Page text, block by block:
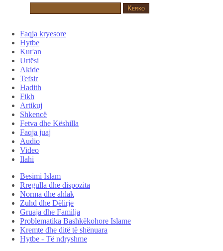
Faqja kryesore
Hytbe
Kur'an
Urtësi
Akide
Tefsir
Hadith
Fikh
Artikuj
Shkencë
Fetva dhe Këshilla
Faqja juaj
Audio
Video
Ilahi
Besimi Islam
Rregulla dhe dispozita
Norma dhe ahlak
Zuhd dhe Dëlirje
Gruaja dhe Familja
Problematika Bashkëkohore Islame
Kremte dhe ditë të shënuara
Hytbe - Të ndryshme